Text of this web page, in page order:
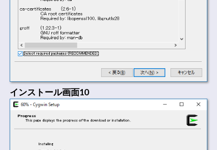
インストール画面10